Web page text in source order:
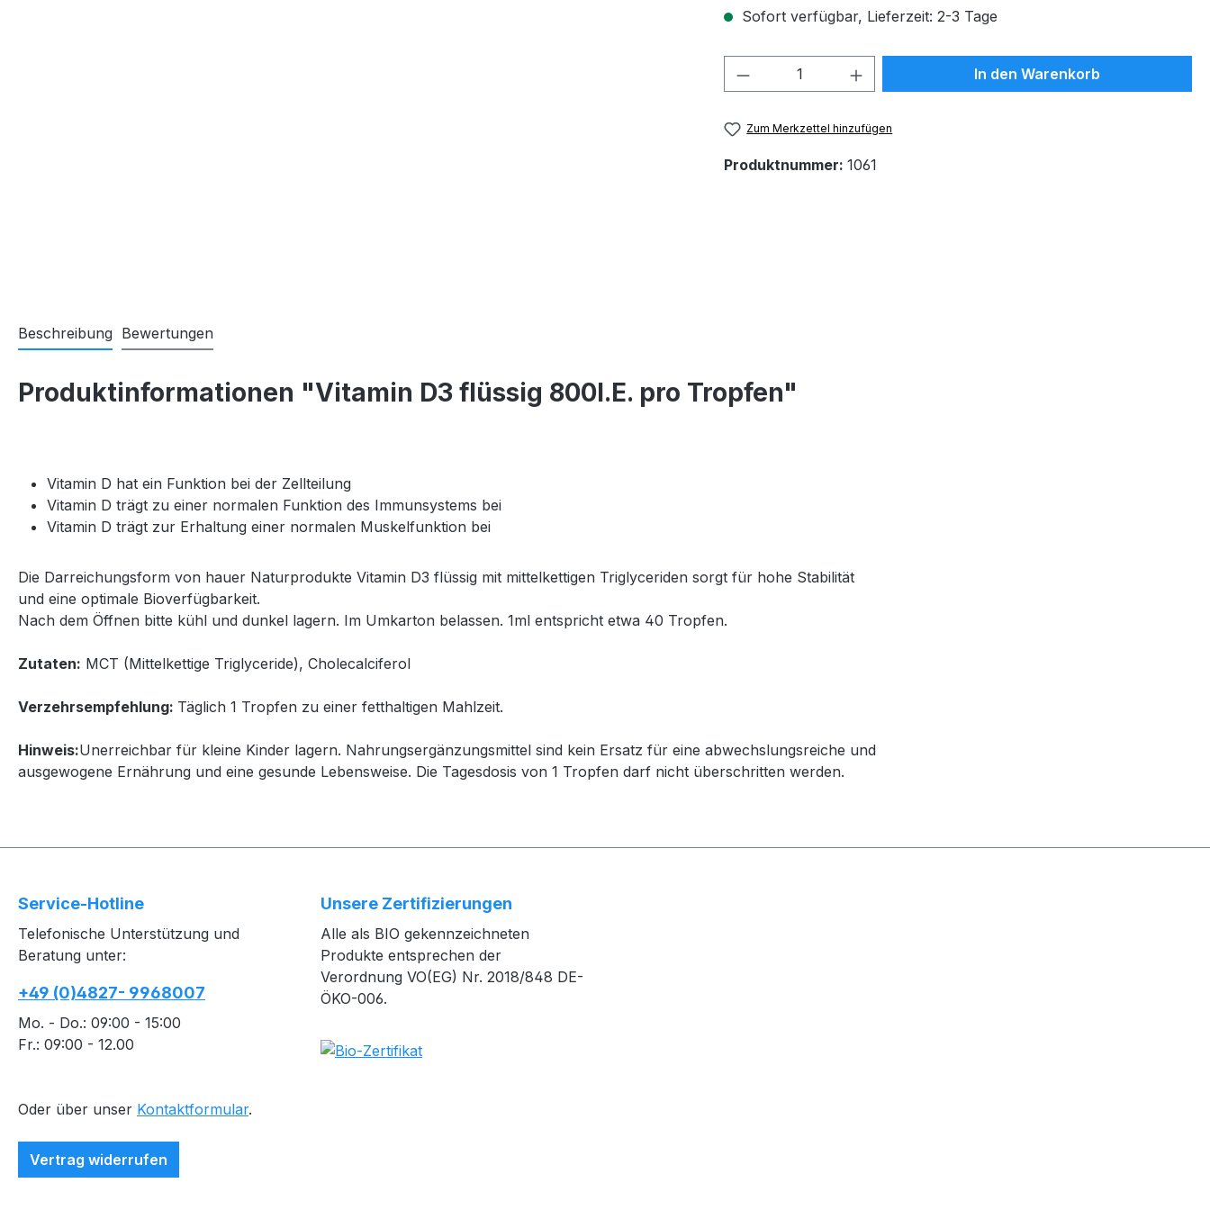
Sofort verfügbar, Lieferzeit: 2-3 Tage
Produkt Anzahl: Gib den gewünschten Wert
In den Warenkorb
Zum Merkzettel hinzufügen
Produktnummer: 1061
Beschreibung Bewertungen
Produktinformationen "Vitamin D3 flüssig 800I.E. pro Tropfen"
Vitamin D hat ein Funktion bei der Zellteilung
Vitamin D trägt zu einer normalen Funktion des Immunsystems bei
Vitamin D trägt zur Erhaltung einer normalen Muskelfunktion bei
Die Darreichungsform von hauer Naturprodukte Vitamin D3 flüssig mit mittelkettigen Triglyceriden sorgt für hohe Stabilität
und eine optimale Bioverfügbarkeit.
Nach dem Öffnen bitte kühl und dunkel lagern. Im Umkarton belassen. 1ml entspricht etwa 40 Tropfen.
Zutaten: MCT (Mittelkettige Triglyceride), Cholecalciferol
Verzehrsempfehlung: Täglich 1 Tropfen zu einer fetthaltigen Mahlzeit.
Hinweis:Unerreichbar für kleine Kinder lagern. Nahrungsergänzungsmittel sind kein Ersatz für eine abwechslungsreiche und
ausgewogene Ernährung und eine gesunde Lebensweise. Die Tagesdosis von 1 Tropfen darf nicht überschritten werden.
Service-Hotline
Telefonische Unterstützung und
Beratung unter:
+49 (0)4827- 9968007
Mo. - Do.: 09:00 - 15:00
Fr.: 09:00 - 12.00
Oder über unser Kontaktformular.
Vertrag widerrufen
Unsere Zertifizierungen
Alle als BIO gekennzeichneten
Produkte entsprechen der
Verordnung VO(EG) Nr. 2018/848 DE-
ÖKO-006.